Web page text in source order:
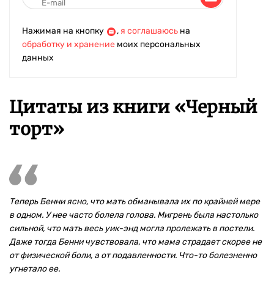
Нажимая на кнопку , я соглашаюсь на
обработку и хранение моих персональных
данных
Цитаты из книги «Черный
торт»
Теперь Бенни ясно, что мать обманывала их по крайней мере
в одном. У нее часто болела голова. Мигрень была настолько
сильной, что мать весь уик-энд могла пролежать в постели.
Даже тогда Бенни чувствовала, что мама страдает скорее не
от физической боли, а от подавленности. Что-то болезненно
угнетало ее.